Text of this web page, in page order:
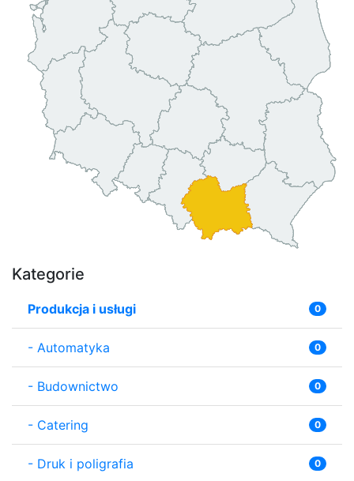
Kategorie
Produkcja i usługi 0
- Automatyka 0
- Budownictwo 0
- Catering 0
- Druk i poligrafia 0